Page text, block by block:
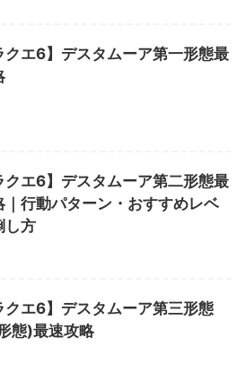
クエ6】デスタムーア第一形態最
クエ6】デスタムーア第二形態最
｜行動パターン・おすすめレベ
し方
クエ6】デスタムーア第三形態
態)最速攻略